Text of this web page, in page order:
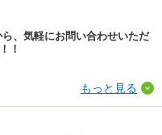
、気軽にお問い合わせいただ
！
もっと見る